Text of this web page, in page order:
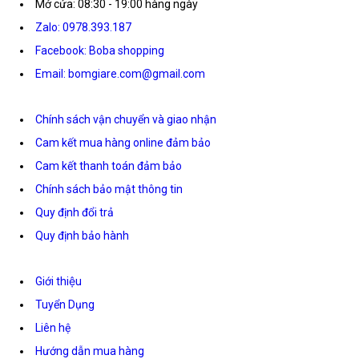
Mở cửa: 08:30 - 19:00 hàng ngày
Zalo: 0978.393.187
Facebook: Boba shopping
Email: bomgiare.com@gmail.com
Chính sách vận chuyển và giao nhận
Cam kết mua hàng online đảm bảo
Cam kết thanh toán đảm bảo
Chính sách bảo mật thông tin
Quy định đổi trả
Quy định bảo hành
Giới thiệu
Tuyển Dụng
Liên hệ
Hướng dẫn mua hàng